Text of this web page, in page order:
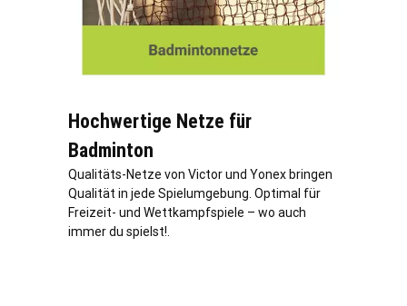
Hochwertige Netze für
Badminton
Qualitäts-Netze von Victor und Yonex bringen
Qualität in jede Spielumgebung. Optimal für
Freizeit- und Wettkampfspiele – wo auch
immer du spielst!.